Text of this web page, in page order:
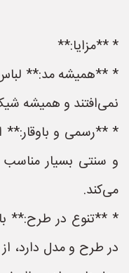
* **مزایا:**
* **همیشه مد:**
نمی‌افتند و همیشه
* **رسمی و
و سنتی بسیار
می‌کند.
* **تنوع در طرح:**
در طرح و مدل دارد، از